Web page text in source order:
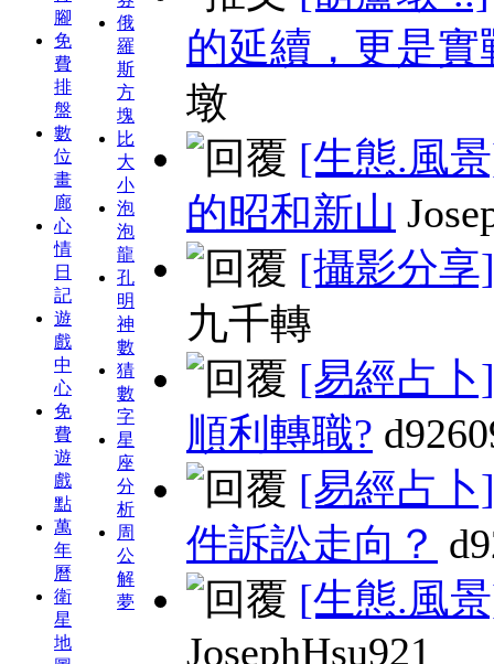
腳
免
費
排
盤
數
位
畫
廊
心
情
日
記
遊
戲
中
心
免
費
遊
戲
點
萬
年
曆
衛
星
地
俄
羅
斯
方
塊
比
大
小
泡
泡
龍
孔
明
神
數
猜
數
字
星
座
分
析
周
公
解
夢
的延續，更是實
墩
[生態.風
的昭和新山
[攝影分享]
九千轉
[易經占卜]
順利轉職?
[易經占卜]
件訴訟走向？
[生態.風
JosephHsu921